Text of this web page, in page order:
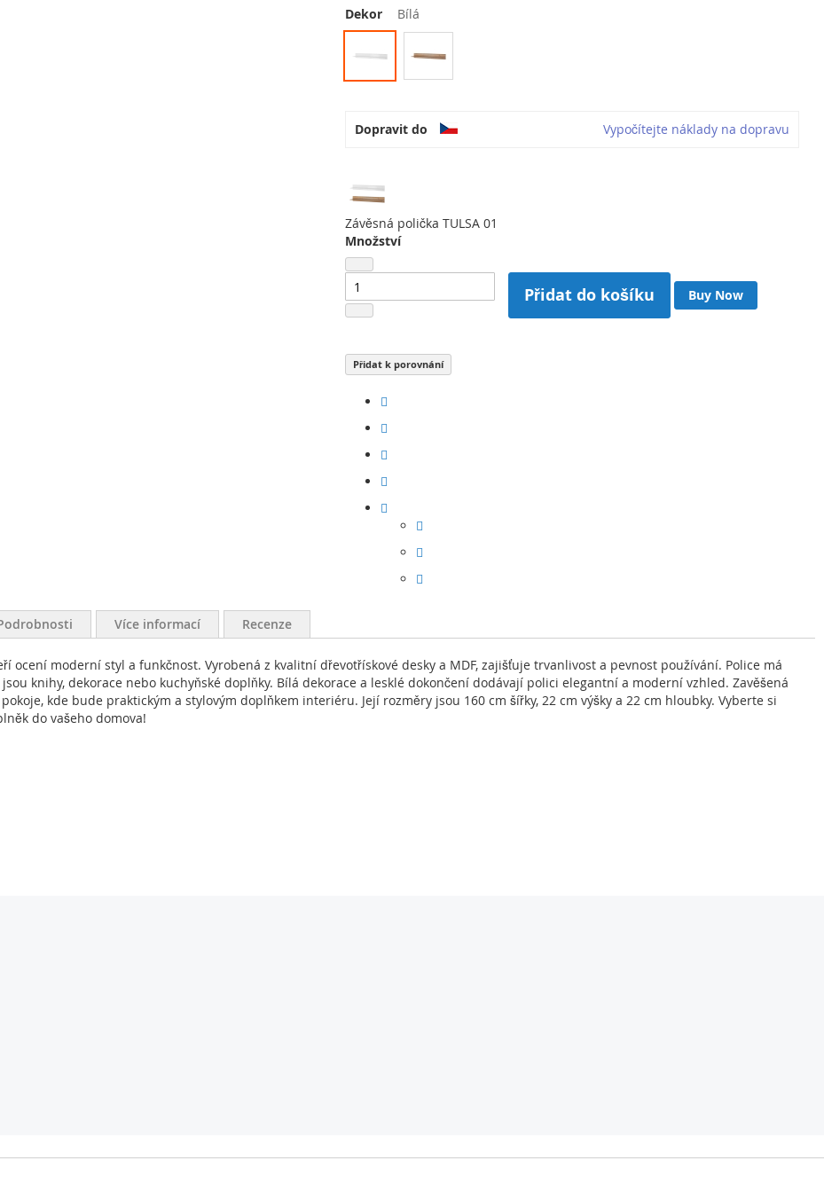
Dekor Bílá
Dopravit do Vypočítejte náklady na dopravu
Závěsná polička TULSA 01
Množství
Přidat do košíku Buy Now
Přidat k porovnání
ocení moderní styl a funkčnost. Vyrobená z kvalitní dřevotřískové desky a MDF, zajišťuje trvanlivost a pevnost používání. Police má
knihy, dekorace nebo kuchyňské doplňky. Bílá dekorace a lesklé dokončení dodávají polici elegantní a moderní vzhled. Zavěšená
kde bude praktickým a stylovým doplňkem interiéru. Její rozměry jsou 160 cm šířky, 22 cm výšky a 22 cm hloubky. Vyberte si
do vašeho domova!
Více informací Recenze